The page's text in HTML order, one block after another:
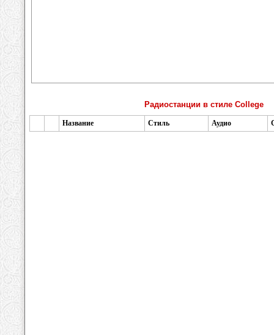
Радиостанции в стиле College
Название Стиль Аудио